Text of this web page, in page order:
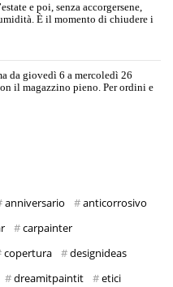
e poi, senza accorgersene,
È il momento di chiudere i
da giovedì 6 a mercoledì 26
il magazzino pieno. Per ordini e
anniversario
anticorrosivo
carpainter
copertura
designideas
dreamitpaintit
etici